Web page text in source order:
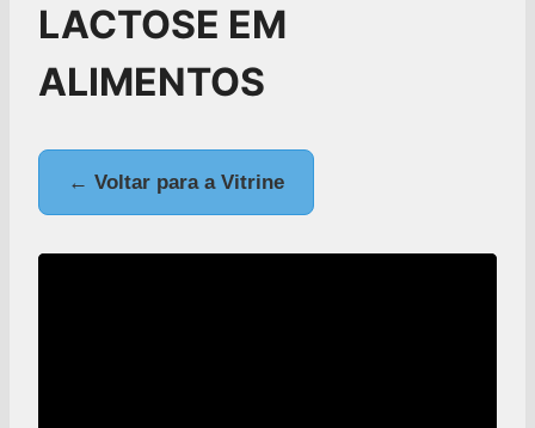
LACTOSE EM
ALIMENTOS
← Voltar para a Vitrine